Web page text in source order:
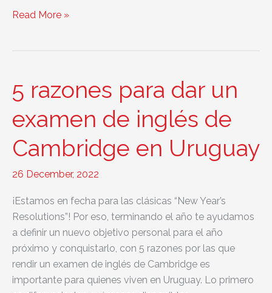
Inicio
exámenes
Cambridge
Read More »
5 razones para dar un
examen de inglés de
Cambridge en Uruguay
26 December, 2022
¡Estamos en fecha para las clásicas “New Year’s
Resolutions”! Por eso, terminando el año te ayudamos
a definir un nuevo objetivo personal para el año
próximo y conquistarlo, con 5 razones por las que
rendir un examen de inglés de Cambridge es
importante para quienes viven en Uruguay. Lo primero